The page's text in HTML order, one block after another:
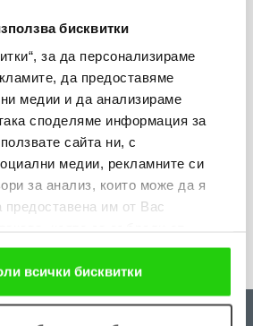
бисквитки
за да персонализираме
да предоставяме
медии и да анализираме
споделяме информация за
сайта ни, с
медии, рекламните си
за анализ, които може да я
предоставена им от Вас
страна на услугите им. Ако
нашия уебсайт, Вие се
"бисквитки".
всички бисквитки
репродуктивно здраве“
обиколка в Гоце Делчев и